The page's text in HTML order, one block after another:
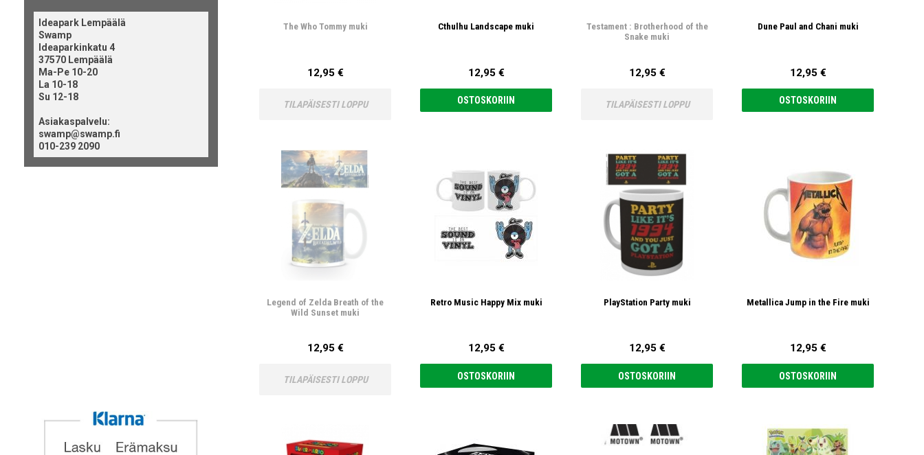
The Who Tommy muki
12,95 €
TILAPÄISESTI LOPPU
Cthulhu Landscape muki
12,95 €
OSTOSKORIIN
Testament : Brotherhood of the
Snake muki
12,95 €
TILAPÄISESTI LOPPU
Dune Paul and Chani muki
12,95 €
OSTOSKORIIN
Legend of Zelda Breath of the
Wild Sunset muki
12,95 €
TILAPÄISESTI LOPPU
Retro Music Happy Mix muki
12,95 €
OSTOSKORIIN
PlayStation Party muki
12,95 €
OSTOSKORIIN
Metallica Jump in the Fire muki
12,95 €
OSTOSKORIIN
Ideapark Lempäälä
Swamp
Ideaparkinkatu 4
37570 Lempäälä
Ma-Pe 10-20
La 10-18
Su 12-18
Asiakaspalvelu:
swamp@swamp.fi
010-239 2090